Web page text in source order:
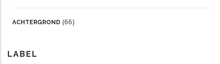
ACHTERGROND (66)
LABEL